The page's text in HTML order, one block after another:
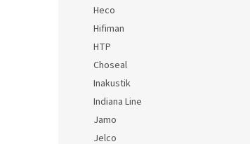
Heco
Hifiman
HTP
Choseal
Inakustik
Indiana Line
Jamo
Jelco